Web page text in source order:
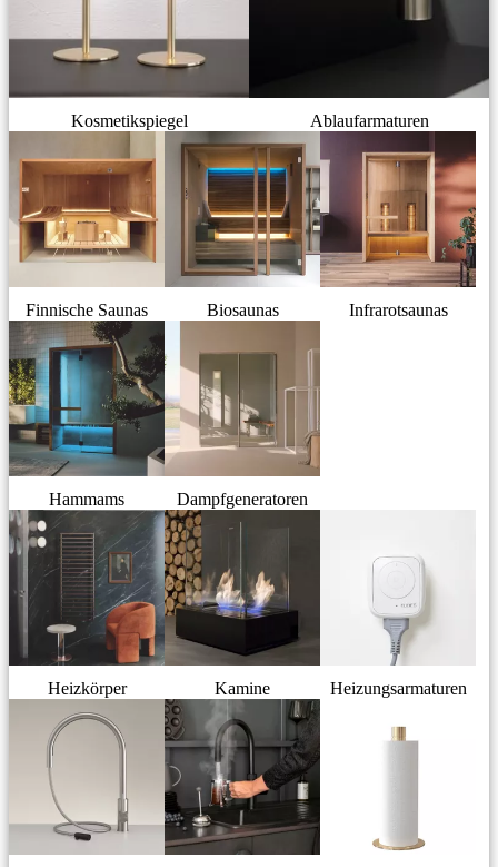
Kosmetikspiegel Ablaufarmaturen
Finnische Saunas Biosaunas Infrarotsaunas
Hammams Dampfgeneratoren
Heizkörper Kamine Heizungsarmaturen